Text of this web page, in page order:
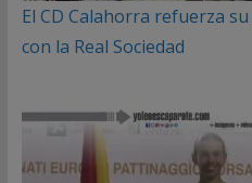
El CD Calahorra refuerza
con la Real Sociedad